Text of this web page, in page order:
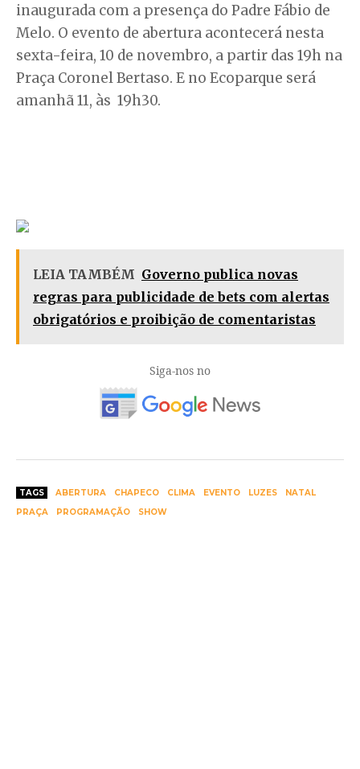
inaugurada com a presença do Padre Fábio de
Melo. O evento de abertura acontecerá nesta
sexta-feira, 10 de novembro, a partir das 19h na
Praça Coronel Bertaso. E no Ecoparque será
amanhã 11, às 19h30.
LEIA TAMBÉM Governo publica novas
regras para publicidade de bets com alertas
obrigatórios e proibição de comentaristas
Siga-nos no
TAGS ABERTURA CHAPECO CLIMA EVENTO LUZES
NATAL
PRAÇA
PROGRAMAÇÃO SHOW